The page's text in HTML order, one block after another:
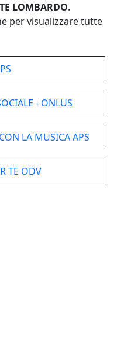
LOMBARDO.
per visualizzare tutte
- ONLUS
LA MUSICA APS
TE ODV